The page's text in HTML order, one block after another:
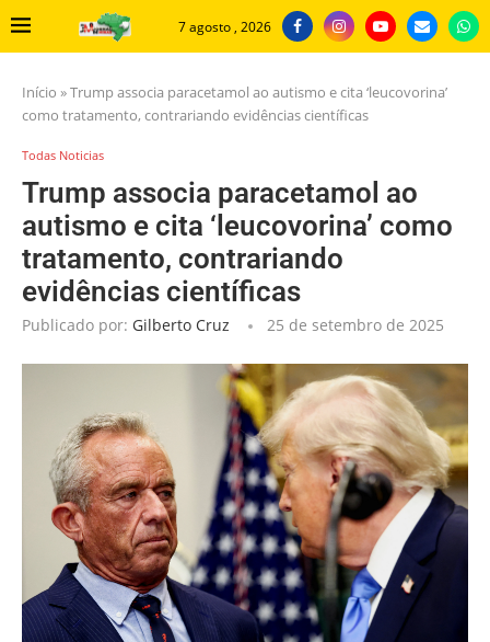
7 agosto , 2026
Início »Trump associa paracetamol ao autismo e cita ‘leucovorina’
como tratamento, contrariando evidências científicas
Todas Noticias
Trump associa paracetamol ao
autismo e cita ‘leucovorina’ como
tratamento, contrariando
evidências científicas
Publicado por: Gilberto Cruz 25 de setembro de 2025